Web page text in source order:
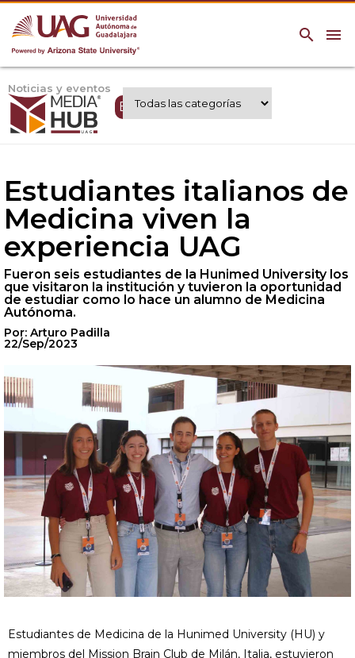
menu
search
Noticias y eventos
Expertos UAG
Estudiantes italianos de
Medicina viven la
experiencia UAG
Fueron seis estudiantes de la Hunimed University los
que visitaron la institución y tuvieron la oportunidad
de estudiar como lo hace un alumno de Medicina
Autónoma.
Por: Arturo Padilla
22/Sep/2023
Estudiantes de Medicina de la Hunimed University (HU) y
miembros del Mission Brain Club de Milán, Italia, estuvieron